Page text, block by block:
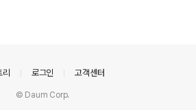
리 로그인 고객센터
© Daum Corp.